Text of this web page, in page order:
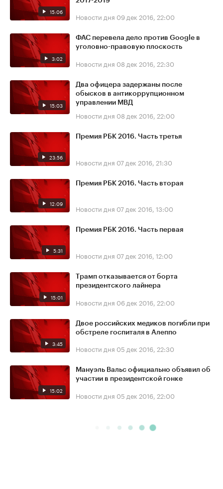
15:06 Новости дня 09 дек 2016, 22:00
3:02
ФАС перевела дело против Google в
уголовно-правовую плоскость
Новости дня 08 дек 2016, 22:30
15:03
Два офицера задержаны после
обысков в антикоррупционном
управлении МВД
Новости дня 08 дек 2016, 22:00
23:56
Премия РБК 2016. Часть третья
Новости дня 07 дек 2016, 21:30
12:09
Премия РБК 2016. Часть вторая
Новости дня 07 дек 2016, 13:00
5:31
Премия РБК 2016. Часть первая
Новости дня 07 дек 2016, 12:00
15:01
Трамп отказывается от борта
президентского лайнера
Новости дня 06 дек 2016, 22:00
3:45
Двое российских медиков погибли при
обстреле госпиталя в Алеппо
Новости дня 05 дек 2016, 22:30
15:02
Мануэль Вальс официально объявил об
участии в президентской гонке
Новости дня 05 дек 2016, 22:00